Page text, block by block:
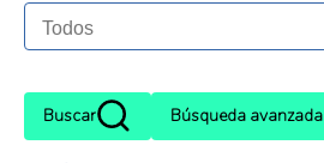
Buscar Búsqueda avanzada